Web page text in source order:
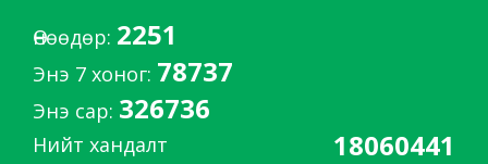
Өнөөдөр: 2251
Энэ 7 хоног: 78737
Энэ сар: 326736
Нийт хандалт 18060441